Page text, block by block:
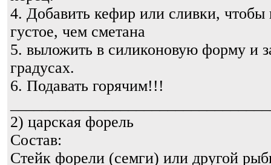
4. Добавить кефир или сливки, чтобы
густое, чем сметана
5. выложить в силиконовую форму и
градусах.
6. Подавать горячим!!!
2) царская форель
Состав:
Стейк форели (семги) или другой